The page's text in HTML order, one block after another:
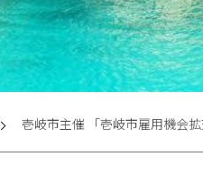
壱岐市主催 「壱岐市雇用機会